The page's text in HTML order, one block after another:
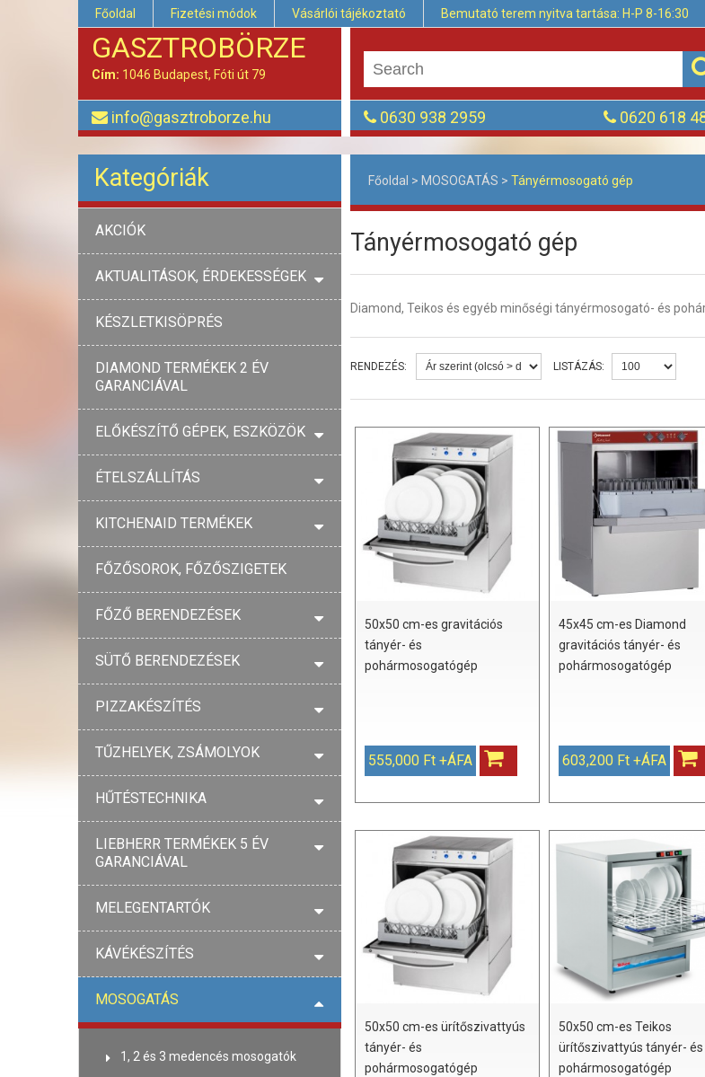
Főoldal Fizetési módok Vásárlói tájékoztató Bemutató terem nyitva tartása: H-P 8-16:30
GASZTROBÖRZE
Cím: 1046 Budapest, Fóti út 79
info@gasztroborze.hu 0630 938 2959 0620 618
Kategóriák
AKCIÓK
AKTUALITÁSOK, ÉRDEKESSÉGEK
KÉSZLETKISÖPRÉS
DIAMOND TERMÉKEK 2 ÉV
GARANCIÁVAL
ELŐKÉSZÍTŐ GÉPEK, ESZKÖZÖK
ÉTELSZÁLLÍTÁS
KITCHENAID TERMÉKEK
FŐZŐSOROK, FŐZŐSZIGETEK
FŐZŐ BERENDEZÉSEK
SÜTŐ BERENDEZÉSEK
PIZZAKÉSZÍTÉS
TŰZHELYEK, ZSÁMOLYOK
HŰTÉSTECHNIKA
LIEBHERR TERMÉKEK 5 ÉV
GARANCIÁVAL
MELEGENTARTÓK
KÁVÉKÉSZÍTÉS
MOSOGATÁS
1, 2 és 3 medencés mosogatók
Főoldal > MOSOGATÁS > Tányérmosogató gép
Tányérmosogató gép
Diamond, Teikos és egyéb minőségi tányérmosogató- és
RENDEZÉS: LISTÁZÁS:
50x50 cm-es gravitációs
tányér- és
pohármosogatógép
555,000 Ft +ÁFA
45x45 cm-es Diamond
gravitációs tányér- és
pohármosogatógép
603,200 Ft +ÁFA
50x50 cm-es ürítőszivattyús
tányér- és
pohármosogatógép
50x50 cm-es Teikos
ürítőszivattyús tányér- és
pohármosogatógép